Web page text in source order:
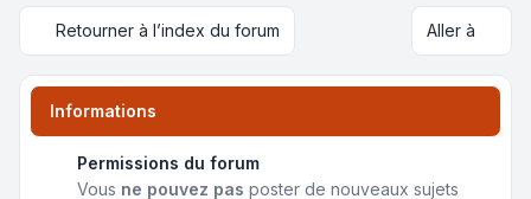
Retourner à l’index du forum Aller à
Informations
Permissions du forum
Vous ne pouvez pas poster de nouveaux sujets